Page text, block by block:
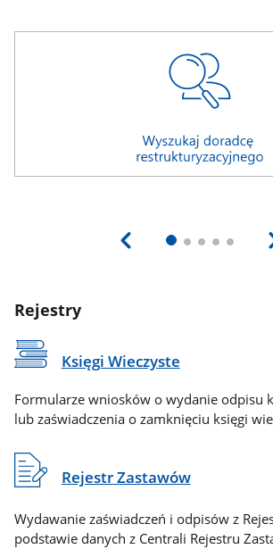
Rejestry
Księgi Wieczyste
Formularze wniosków o wydanie odpisu
lub zaświadczenia o zamknięciu księgi
Rejestr Zastawów
Wydawanie zaświadczeń i odpisów z
podstawie danych z Centrali Rejestru